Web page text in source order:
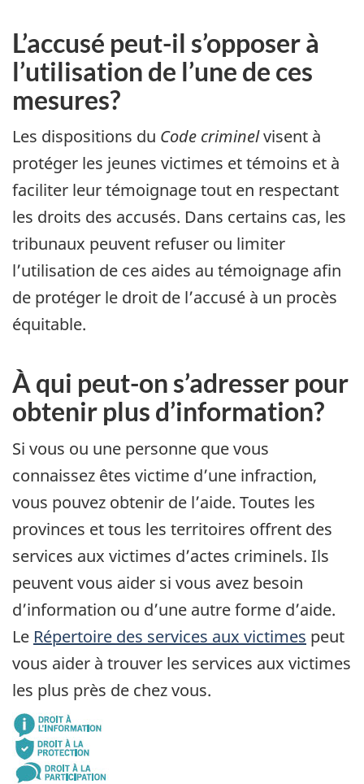
L’accusé peut-il s’opposer à
l’utilisation de l’une de ces
mesures?
Les dispositions du Code criminelvisent à
protéger les jeunes victimes et témoins et à
faciliter leur témoignage tout en respectant
les droits des accusés. Dans certains cas, les
tribunaux peuvent refuser ou limiter
l’utilisation de ces aides au témoignage afin
de protéger le droit de l’accusé à un procès
équitable.
À qui peut-on s’adresser pour
obtenir plus d’information?
Si vous ou une personne que vous
connaissez êtes victime d’une infraction,
vous pouvez obtenir de l’aide. Toutes les
provinces et tous les territoires offrent des
services aux victimes d’actes criminels. Ils
peuvent vous aider si vous avez besoin
d’information ou d’une autre forme d’aide.
Le Répertoire des services aux victimes peut
vous aider à trouver les services aux victimes
les plus près de chez vous.